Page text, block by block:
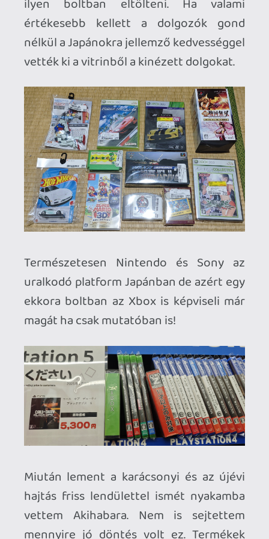
gondolkoztam ,hogy mikor lesz
legközelebb előttem egy dobozos,
hibátlan és hiánytalan Virtual Boy. Lehet
már soha de ha a 10 százalék le is jön
belőle akkor is erősen túlárazott darab
döntés és mikor felszállt a gép Tokióból
Budapest irányába volt a legszomorúbb
pillanat a Japán utam során.
így ha egyszer lesz Virtual Boy-om akkor
már lesz mivel játszani vele míg a
szemem bírja!
Ha nem sajnálja az ember az idejét és
kalandvágyó akkor van lehetőség tényleg
a kacatok, hibás és hiányos gépek között
éltem az itteni lehetőségekkel.